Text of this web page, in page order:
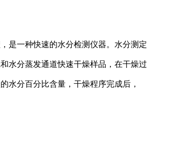
是一种快速的水分检测仪器。水分测定
水分蒸发通道快速干燥样品，在干燥过
水分百分比含量，干燥程序完成后，